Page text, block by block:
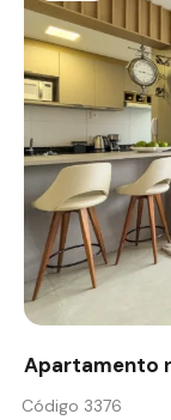
Apartamento
Código 3376